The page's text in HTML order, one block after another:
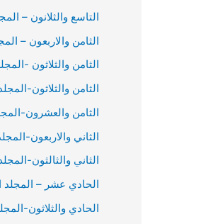
التاسع والثلانون –
الثامن والاربعون –
الثامن والثلاثون -
الثامن والثلاثون-
الثامن والعشرون-
الثاني والاربعون-
الثاني والثالثون-
الحادي عشر –
الحادي والثلاثون-